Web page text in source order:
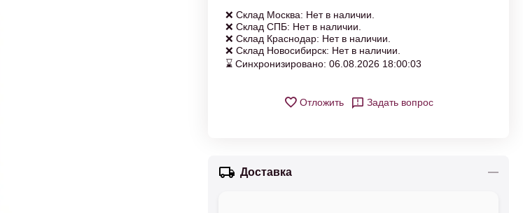
❌ Склад Москва: Нет в наличии.
❌ Склад СПБ: Нет в наличии.
❌ Склад Краснодар: Нет в наличии.
❌ Склад Новосибирск: Нет в наличии.
⌛ Синхронизировано: 06.08.2026 18:00:03
Отложить Задать вопрос
Доставка